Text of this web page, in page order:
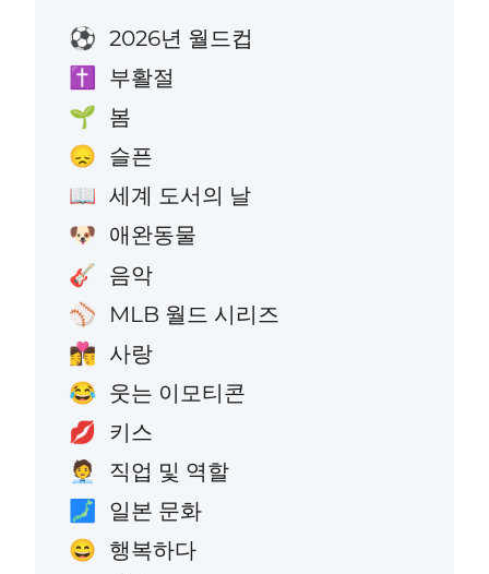
⚽ 2026년 월드컵
✝️ 부활절
🌱 봄
😞 슬픈
📖 세계 도서의 날
🐶 애완동물
🎸 음악
⚾ MLB 월드 시리즈
👩‍❤️‍💋‍👨 사랑
😂 웃는 이모티콘
💋 키스
🧑‍💼 직업 및 역할
🗾 일본 문화
😄 행복하다